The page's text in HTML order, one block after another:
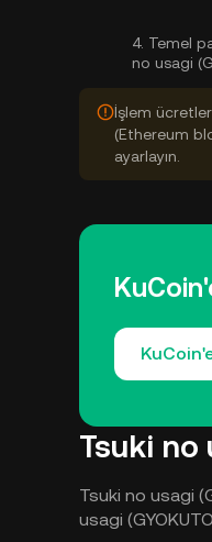
4. Temel
no usagi
İşlem
(Ethereum
ayarlayın.
Tsuki no
Tsuki no usagi
usagi